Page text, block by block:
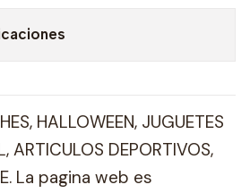
HALLOWEEN, JUGUETES
ARTICULOS DEPORTIVOS,
La pagina web es